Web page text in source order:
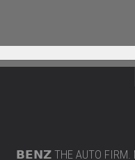
𝗕𝗘𝗡𝗭 THE AUTO FIRM.